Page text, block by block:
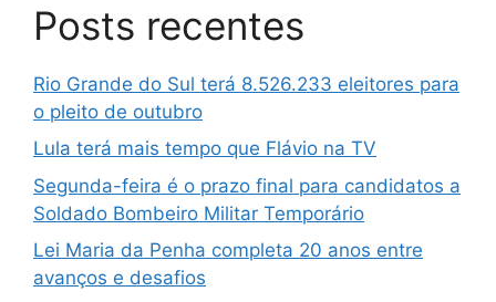
Posts recentes
Rio Grande do Sul terá 8.526.233 eleitores para
o pleito de outubro
Lula terá mais tempo que Flávio na TV
Segunda-feira é o prazo final para candidatos a
Soldado Bombeiro Militar Temporário
Lei Maria da Penha completa 20 anos entre
avanços e desafios